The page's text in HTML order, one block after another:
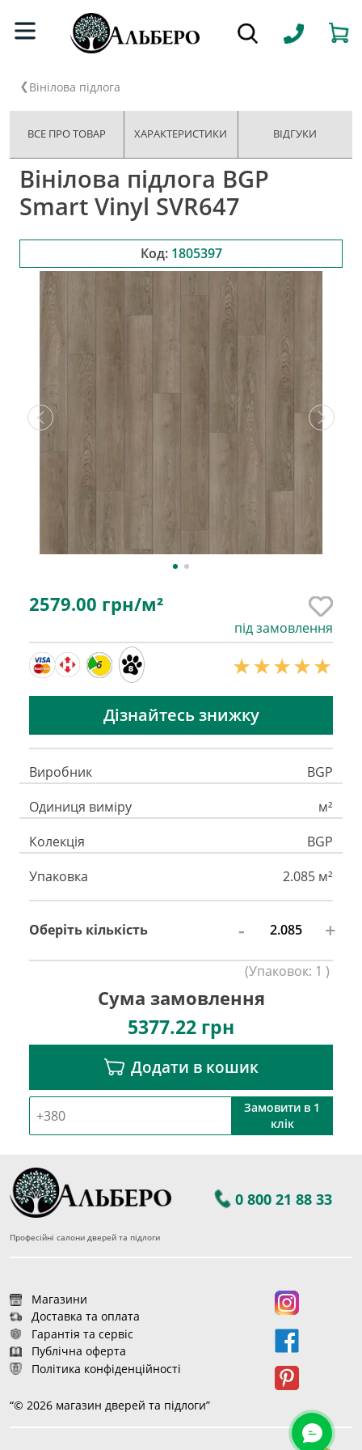
Вінілова підлога
ВСЕ ПРО ТОВАР ХАРАКТЕРИСТИКИ ВІДГУКИ
Вінілова підлога BGP
Smart Vinyl SVR647
Код: 1805397
2579.00 грн/м²
під замовлення
6
Дізнайтесь знижку
Виробник
BGP
Одиниця виміру
м²
Колекція
BGP
Упаковка
2.085 м²
Оберіть кількість - +
(Упаковок: 1 )
Сума замовлення
5377.22 грн
Додати в кошик
Замовити в 1
клік
0 800 21 88 33
Професійні салони дверей та підлоги
Магазини
Доставка та оплата
Гарантія та сервіс
Публічна оферта
Політика конфіденційності
“© 2026 магазин дверей та підлоги”